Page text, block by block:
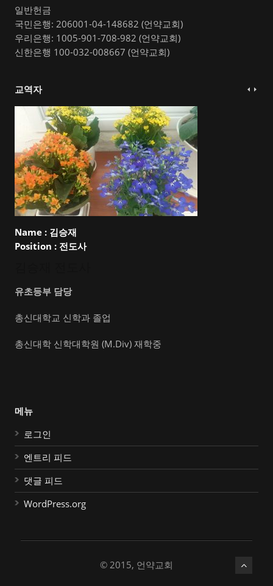
일반헌금
국민은행: 206001-04-148682 (언약교회)
우리은행: 1005-901-708-982 (언약교회)
신한은행 100-032-008667 (언약교회)
교역자
Name : 김승재
Position : 전도사
유초등부 담당
총신대학교 신학과 졸업
총신대학 신학대학원 (M.Div) 재학중
메뉴
로그인
엔트리 피드
댓글 피드
WordPress.org
© 2015, 언약교회